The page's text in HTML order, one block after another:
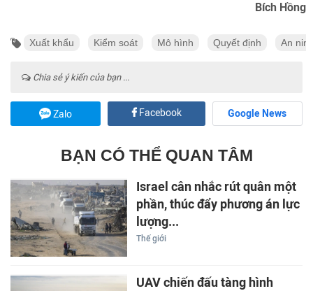
Bích Hồng
Xuất khẩu Kiểm soát Mô hình Quyết định An
Chia sẻ ý kiến của bạn ...
Zalo Facebook Google News
BẠN CÓ THỂ QUAN TÂM
Israel cân nhắc rút quân một
phần, thúc đẩy phương án lực
lượng...
Thế giới
UAV chiến đấu tàng hình